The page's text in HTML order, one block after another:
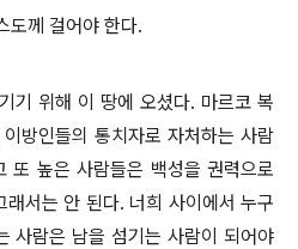
도께 걸어야 한다.
기 위해 이 땅에 오셨다. 마르코 복
방인들의 통치자로 자처하는 사람
또 높은 사람들은 백성을 권력으로
서는 안 된다. 너희 사이에서 누구
사람은 남을 섬기는 사람이 되어야